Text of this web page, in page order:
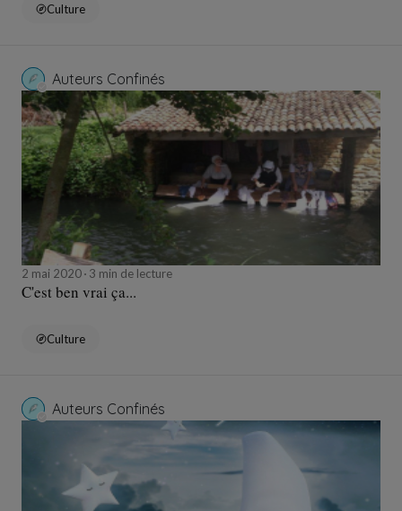
Culture
Auteurs Confinés
2 mai 2020 3 min de lecture
C'est ben vrai ça...
Culture
Auteurs Confinés